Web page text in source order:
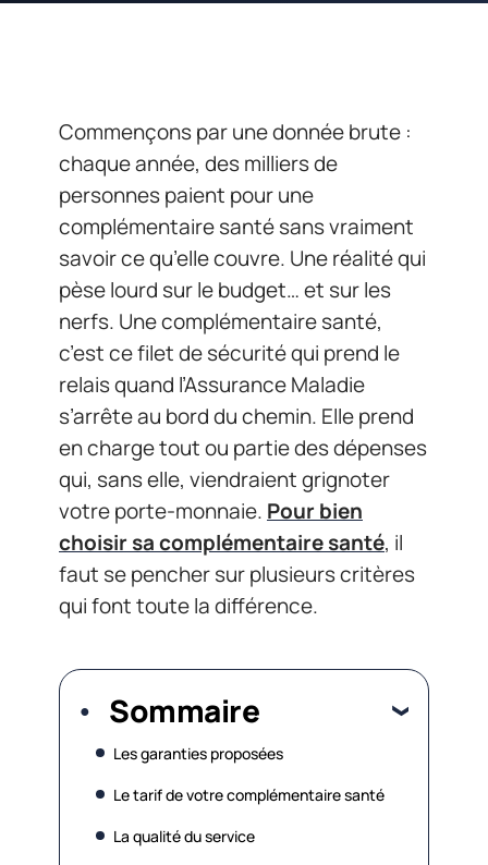
Commençons par une donnée brute :
chaque année, des milliers de
personnes paient pour une
complémentaire santé sans vraiment
savoir ce qu’elle couvre. Une réalité qui
pèse lourd sur le budget… et sur les
nerfs. Une complémentaire santé,
c’est ce filet de sécurité qui prend le
relais quand l’Assurance Maladie
s’arrête au bord du chemin. Elle prend
en charge tout ou partie des dépenses
qui, sans elle, viendraient grignoter
votre porte-monnaie. Pour bien
choisir sa complémentaire santé, il
faut se pencher sur plusieurs critères
qui font toute la différence.
Sommaire
Les garanties proposées
Le tarif de votre complémentaire santé
La qualité du service